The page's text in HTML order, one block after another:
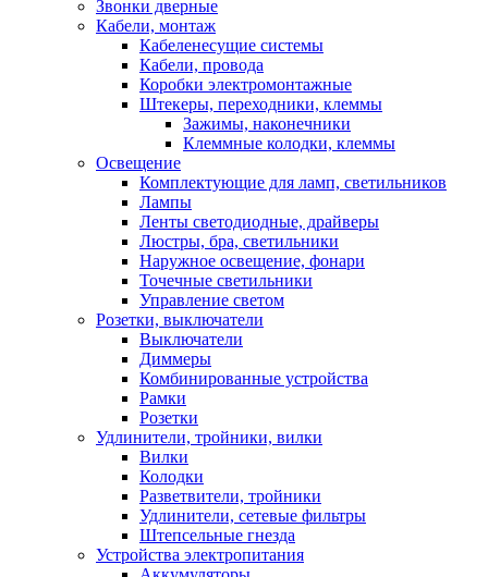
Звонки дверные
Кабели, монтаж
Кабеленесущие системы
Кабели, провода
Коробки электромонтажные
Штекеры, переходники, клеммы
Зажимы, наконечники
Клеммные колодки, клеммы
Освещение
Комплектующие для ламп, светильников
Лампы
Ленты светодиодные, драйверы
Люстры, бра, светильники
Наружное освещение, фонари
Точечные светильники
Управление светом
Розетки, выключатели
Выключатели
Диммеры
Комбинированные устройства
Рамки
Розетки
Удлинители, тройники, вилки
Вилки
Колодки
Разветвители, тройники
Удлинители, сетевые фильтры
Штепсельные гнезда
Устройства электропитания